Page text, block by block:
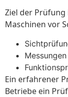
Ziel der
Maschinen vor
Ein erfahrener
Betriebe ein